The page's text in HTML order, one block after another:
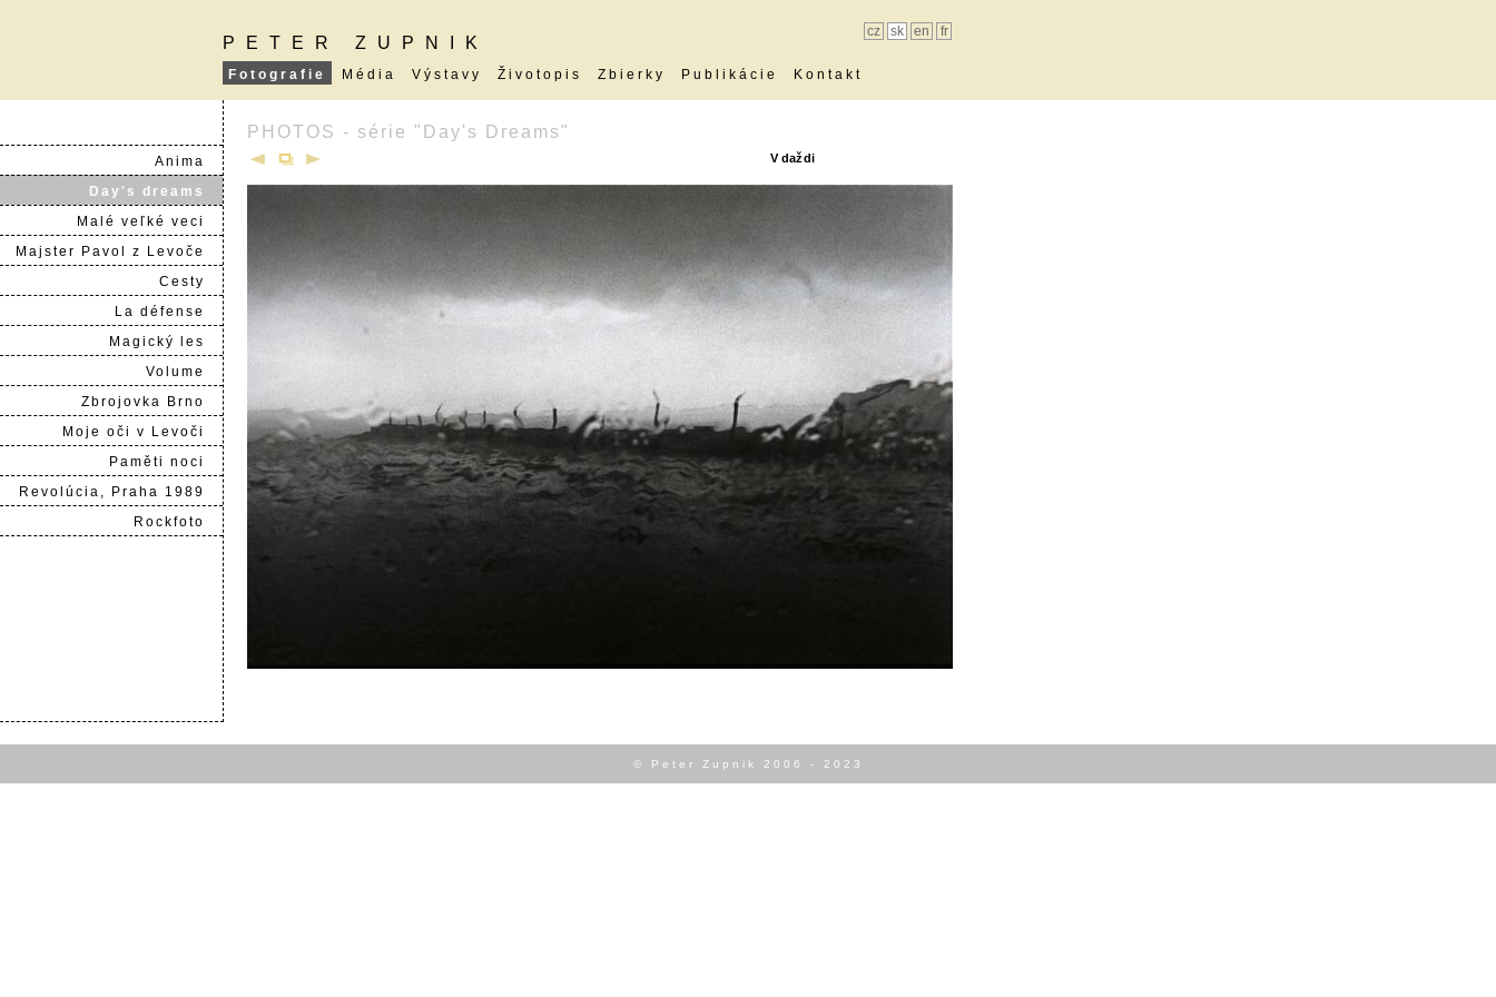
fr
en
sk
cz
PETER ZUPNIK
Fotografie Média Výstavy Životopis Zbierky Publikácie Kontakt
Anima
Day's dreams
Malé veľké veci
Majster Pavol z Levoče
Cesty
La défense
Magický les
Volume
Zbrojovka Brno
Moje oči v Levoči
Paměti noci
Revolúcia, Praha 1989
Rockfoto
PHOTOS - série "Day's Dreams"
V daždi
© Peter Zupnik 2006 - 2023